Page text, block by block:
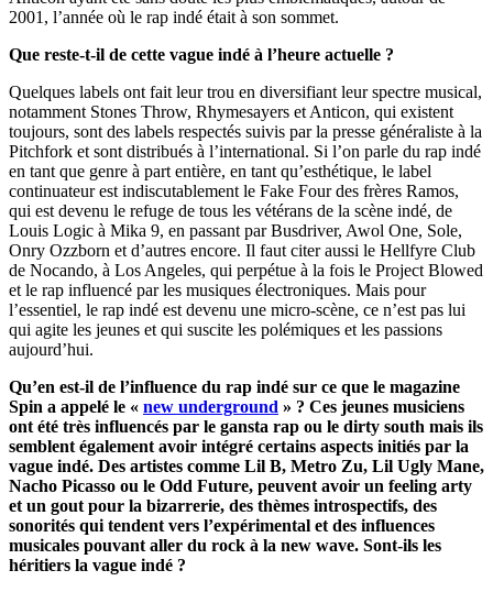
2001, l’année où le rap indé était à son sommet.
Que reste-t-il de cette vague indé à l’heure actuelle ?
Quelques labels ont fait leur trou en diversifiant leur spectre musical,
notamment Stones Throw, Rhymesayers et Anticon, qui existent
toujours, sont des labels respectés suivis par la presse généraliste à la
Pitchfork et sont distribués à l’international. Si l’on parle du rap indé
en tant que genre à part entière, en tant qu’esthétique, le label
continuateur est indiscutablement le Fake Four des frères Ramos,
qui est devenu le refuge de tous les vétérans de la scène indé, de
Louis Logic à Mika 9, en passant par Busdriver, Awol One, Sole,
Onry Ozzborn et d’autres encore. Il faut citer aussi le Hellfyre Club
de Nocando, à Los Angeles, qui perpétue à la fois le Project Blowed
et le rap influencé par les musiques électroniques. Mais pour
l’essentiel, le rap indé est devenu une micro-scène, ce n’est pas lui
qui agite les jeunes et qui suscite les polémiques et les passions
aujourd’hui.
Qu’en est-il de l’influence du rap indé sur ce que le magazine
Spin a appelé le « new underground » ? Ces jeunes musiciens
ont été très influencés par le gansta rap ou le dirty south mais ils
semblent également avoir intégré certains aspects initiés par la
vague indé. Des artistes comme Lil B, Metro Zu, Lil Ugly Mane,
Nacho Picasso ou le Odd Future, peuvent avoir un feeling arty
et un gout pour la bizarrerie, des thèmes introspectifs, des
sonorités qui tendent vers l’expérimental et des influences
musicales pouvant aller du rock à la new wave. Sont-ils les
héritiers la vague indé ?